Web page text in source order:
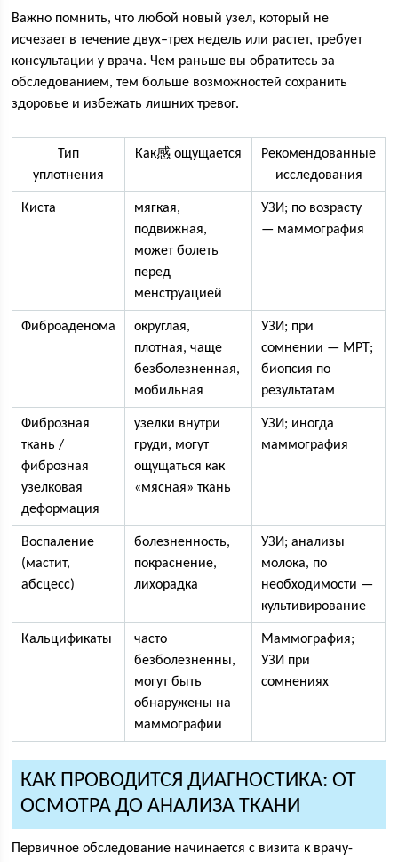
Важно помнить, что любой новый узел, который не
исчезает в течение двух–трех недель или растет, требует
консультации у врача. Чем раньше вы обратитесь за
обследованием, тем больше возможностей сохранить
здоровье и избежать лишних тревог.
Тип
уплотнения
Как感 ощущается
Рекомендованные
исследования
Киста
мягкая,
подвижная,
может болеть
перед
менструацией
УЗИ; по возрасту
— маммография
Фиброаденома
округлая,
плотная, чаще
безболезненная,
мобильная
УЗИ; при
сомнении — МРТ;
биопсия по
результатам
Фиброзная
ткань /
фиброзная
узелковая
деформация
узелки внутри
груди, могут
ощущаться как
«мясная» ткань
УЗИ; иногда
маммография
Воспаление
(мастит,
абсцесс)
болезненность,
покраснение,
лихорадка
УЗИ; анализы
молока, по
необходимости —
культивирование
Кальцификаты
часто
безболезненны,
могут быть
обнаружены на
маммографии
Маммография;
УЗИ при
сомнениях
КАК ПРОВОДИТСЯ ДИАГНОСТИКА: ОТ
ОСМОТРА ДО АНАЛИЗА ТКАНИ
Первичное обследование начинается с визита к врачу-